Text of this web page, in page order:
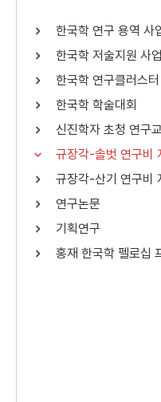
검색 연
연산자
AND
OR
한국학 연구 용역 사
한국학 저술지원 사업
한국학 연구클러스
한국학 학술대회
신진학자 초청 연구
규장각-솔벗 연구비
규장각-산기 연구비
연구논문
기획연구
홍재 한국학 펠로십